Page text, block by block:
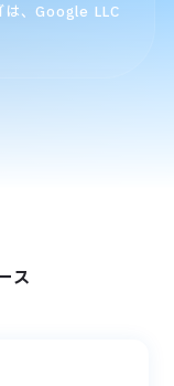
、Google LLC
ス